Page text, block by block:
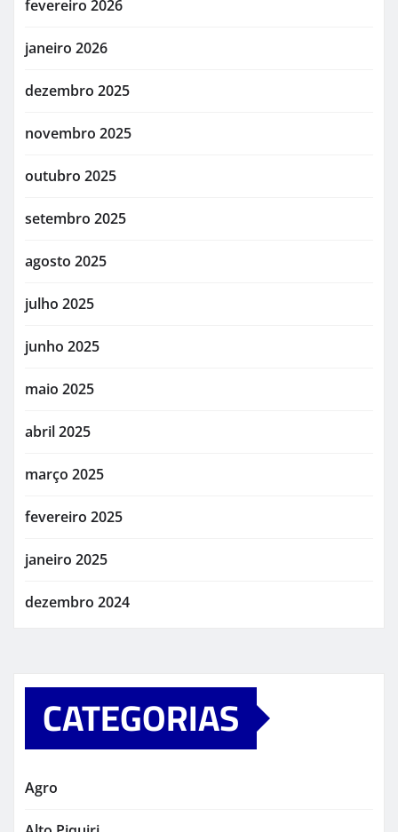
fevereiro 2026
janeiro 2026
dezembro 2025
novembro 2025
outubro 2025
setembro 2025
agosto 2025
julho 2025
junho 2025
maio 2025
abril 2025
março 2025
fevereiro 2025
janeiro 2025
dezembro 2024
CATEGORIAS
Agro